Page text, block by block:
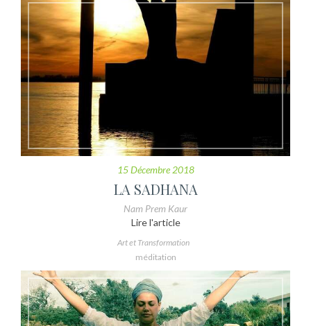
15 Décembre 2018
LA SADHANA
Nam Prem Kaur
Lire l'article
Art et Transformation
méditation